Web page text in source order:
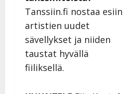
Tanssiin.fi nostaa esiin
artistien uudet
sävellykset ja niiden
taustat hyvällä
fiiliksellä.